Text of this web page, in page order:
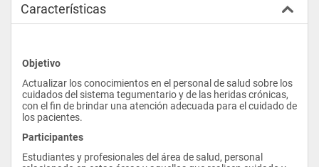
Características
Objetivo
Actualizar los conocimientos en el personal de salud sobre los
cuidados del sistema tegumentario y de las heridas crónicas,
con el fin de brindar una atención adecuada para el cuidado de
los pacientes.
Participantes
Estudiantes y profesionales del área de salud, personal